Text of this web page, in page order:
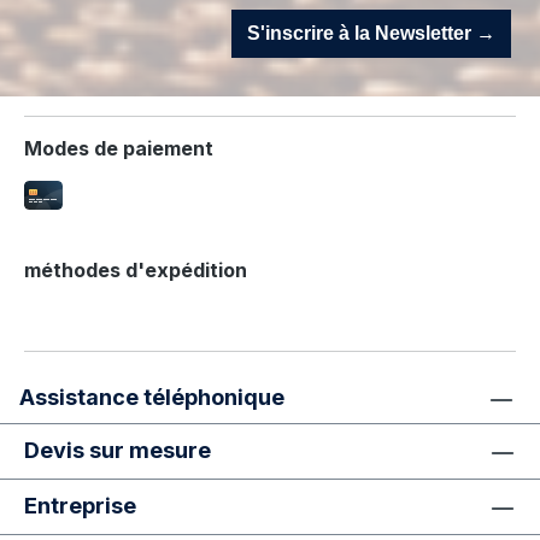
S'inscrire à la Newsletter →
Modes de paiement
méthodes d'expédition
Assistance téléphonique
Devis sur mesure
Entreprise